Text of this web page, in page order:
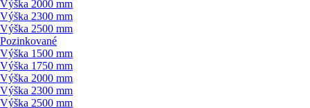
Výška 2000 mm
Výška 2300 mm
Výška 2500 mm
Pozinkované
Výška 1500 mm
Výška 1750 mm
Výška 2000 mm
Výška 2300 mm
Výška 2500 mm